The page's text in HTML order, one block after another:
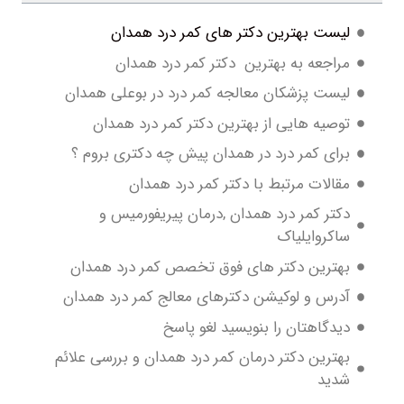
دکتر های کمر درد همدان
به بهترین دکتر کمر درد همدان
معالجه کمر درد در بوعلی همدان
از بهترین دکتر کمر درد همدان
درد در همدان پیش چه دکتری بروم ؟
مرتبط با دکتر کمر درد همدان
درد همدان ,درمان پیریفورمیس و
دکتر های فوق تخصص کمر درد همدان
لوکیشن دکترهای معالج کمر درد همدان
را بنویسید لغو پاسخ
دکتر درمان کمر درد همدان و بررسی علائم